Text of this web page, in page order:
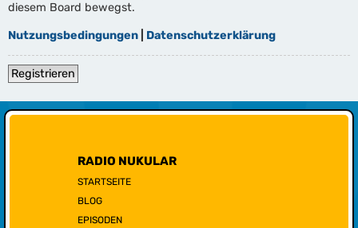
diesem Board bewegst.
Nutzungsbedingungen Datenschutzerklärung
Registrieren
RADIO NUKULAR
STARTSEITE
BLOG
EPISODEN